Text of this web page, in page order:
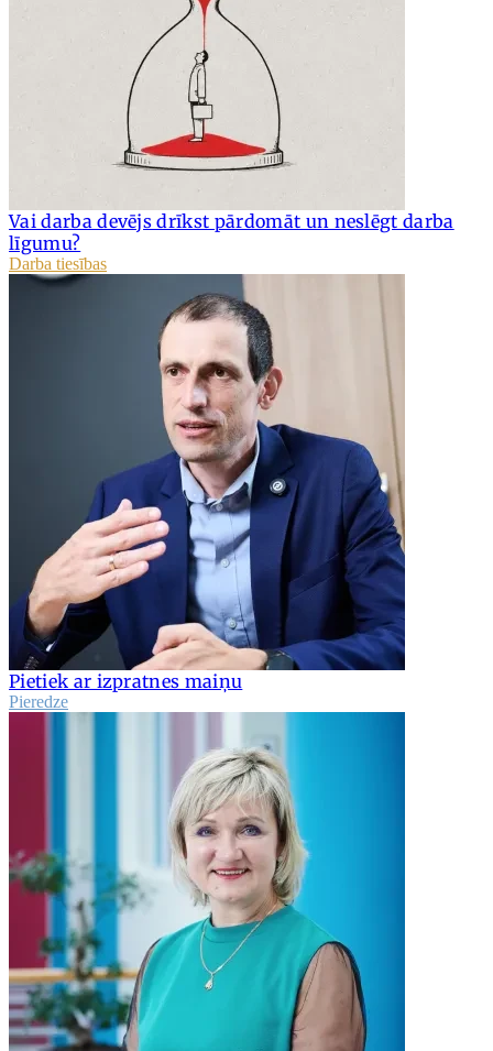
Vai darba devējs drīkst pārdomāt un neslēgt darba
līgumu?
Darba tiesības
Pietiek ar izpratnes maiņu
Pieredze